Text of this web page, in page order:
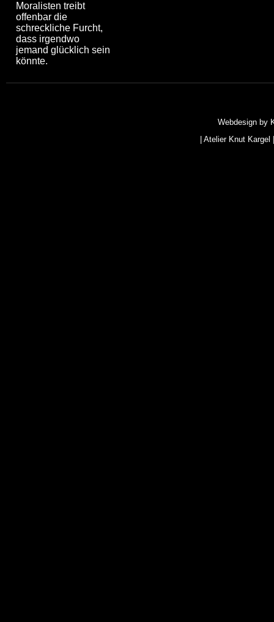
Moralisten treibt
offenbar die
schreckliche Furcht,
dass irgendwo
jemand glücklich sein
könnte.
Webdesign by
|Atelier Knut Kargel